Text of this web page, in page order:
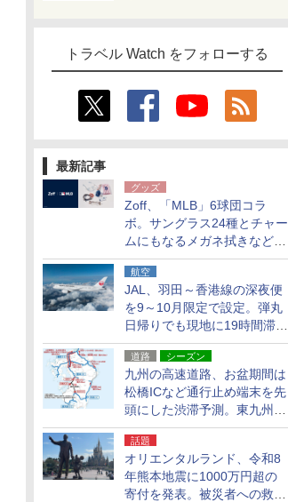
トラベル Watch をフォローする
最新記事
グッズ
Zoff、「MLB」6球団コラ
ボ。サングラス24種とチャー
ムにもなるメガネ拭きなど雑
貨24種
航空
JAL、羽田～香港線の深夜便
を9～10月限定で設定。弾丸
日帰りでも現地に19時間滞在
できる
道路 シーズン
九州の高速道路、お盆期間は
松橋ICなど通行止め端末を先
頭にした渋滞予測。東九州道
への迂回は料金調整を実施
話題
オリエンタルランド、令和8
年熊本地震に1000万円超の
寄付を発表。被災者への救援